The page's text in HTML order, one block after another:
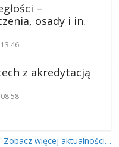
–
osady i in.
z akredytacją
Zobacz więcej aktualności…